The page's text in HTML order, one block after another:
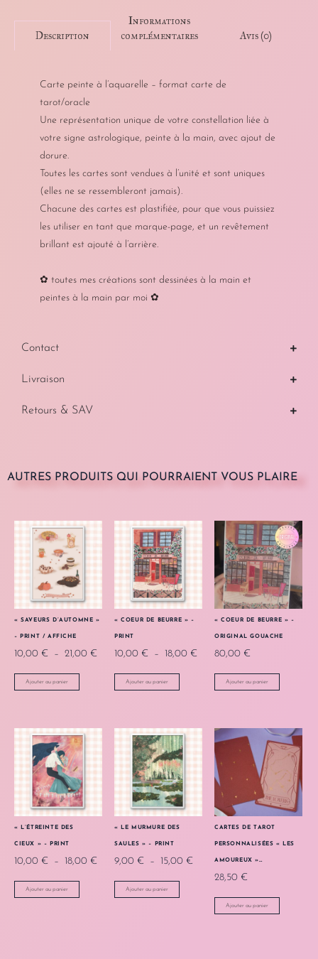
Description
Informations
complémentaires
Avis (0)
Carte peinte à l’aquarelle – format carte de
tarot/oracle
Une représentation unique de votre constellation liée à
votre signe astrologique, peinte à la main, avec ajout de
dorure.
Toutes les cartes sont vendues à l’unité et sont uniques
(elles ne se ressembleront jamais).
Chacune des cartes est plastifiée, pour que vous puissiez
les utiliser en tant que marque-page, et un revêtement
brillant est ajouté à l’arrière.
✿ toutes mes créations sont dessinées à la main et
peintes à la main par moi ✿
Contact
Livraison
Retours & SAV
AUTRES PRODUITS QUI POURRAIENT VOUS PLAIRE
« SAVEURS D’AUTOMNE »
– PRINT / AFFICHE
10,00 € – 21,00 €
Ajouter au panier
« COEUR DE BEURRE » –
PRINT
10,00 € – 18,00 €
Ajouter au panier
« COEUR DE BEURRE » –
ORIGINAL GOUACHE
80,00 €
Ajouter au panier
« L’ÉTREINTE DES
CIEUX » – PRINT
10,00 € – 18,00 €
Ajouter au panier
« LE MURMURE DES
SAULES » – PRINT
9,00 € – 15,00 €
Ajouter au panier
CARTES DE TAROT
PERSONNALISÉES « LES
AMOUREUX »…
28,50 €
Ajouter au panier